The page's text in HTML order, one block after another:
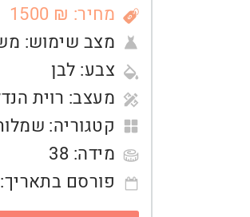
מחיר: ₪ 1500
מצב שימוש:
צבע: לבן
מעצב: רוית
קטגוריה:
מידה: 38
פורסם בתאריך: